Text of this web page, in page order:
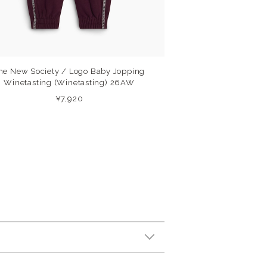
New Society / Logo Baby Jopping
Winetasting (Winetasting) 26AW
¥7,920